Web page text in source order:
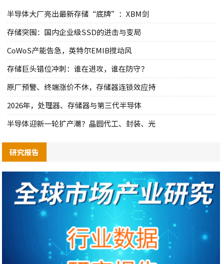
半导体大厂亮出最新存储“底牌”：XBM剑
存储突围：国内企业级SSD的进击与变局
CoWoS产能告急，英特尔EMIB搅动风
存储巨头错位冲刺：谁在进攻，谁在防守？
原厂预警、终端涨价不休，存储器连锁效应持
2026年，处理器、存储器与第三代半导体
半导体迎新一轮扩产潮？晶圆代工、封装、光
研究报告